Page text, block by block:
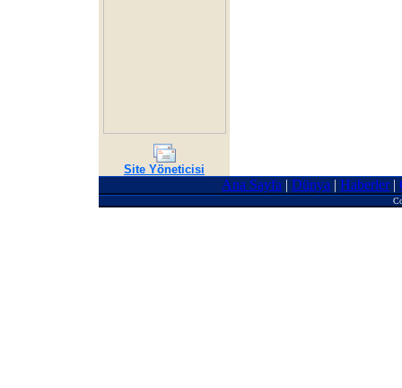
Site Yöneticisi
Ana Sayfa | Dünya | Haberler|